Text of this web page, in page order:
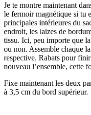
Je te montre maintenant
le fermoir magnétique si tu
principales intérieures du
endroit, les laizes de
tissu. Ici, peu importe que
ou non. Assemble chaque
respective. Rabats pour
nouveau l’ensemble, cette
Fixe maintenant les deux
à 3,5 cm du bord supérieur.